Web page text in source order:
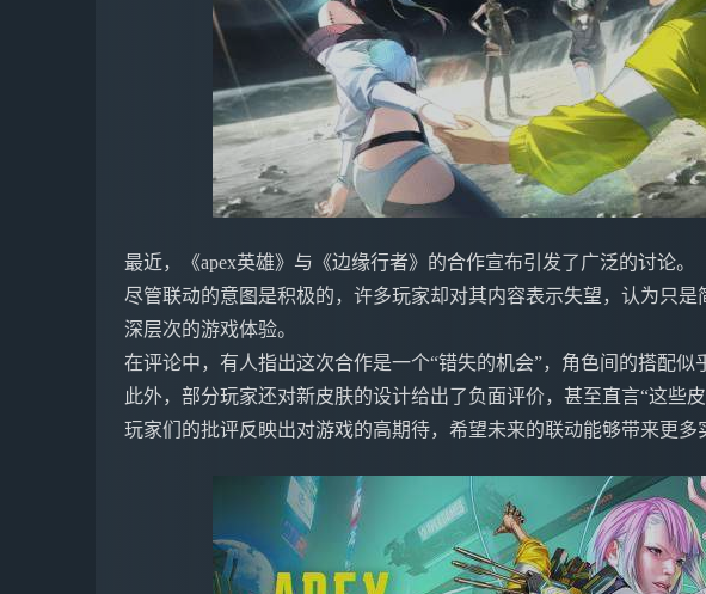
最近，《apex英雄》与《边缘行者》的合作宣布引发了广泛的讨论。
尽管联动的意图是积极的，许多玩家却对其内容表示失望，认为只是
深层次的游戏体验。
在评论中，有人指出这次合作是一个“错失的机会”，角色间的搭配似
此外，部分玩家还对新皮肤的设计给出了负面评价，甚至直言“这些皮
玩家们的批评反映出对游戏的高期待，希望未来的联动能够带来更多